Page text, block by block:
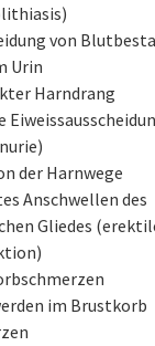
von
Urin
Harndrang
der Harnwege
Anschwellen des
Gliedes
im Brustkorb